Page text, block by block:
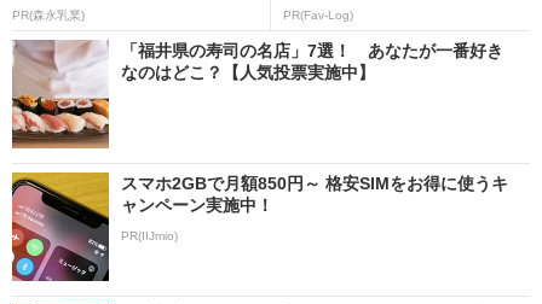
PR(森永乳業) PR(Fav-Log)
「福井県の寿司の名店」7選！ あなたが一番好き
なのはどこ？【人気投票実施中】
スマホ2GBで月額850円～ 格安SIMをお得に使うキ
ャンペーン実施中！
PR(IIJmio)